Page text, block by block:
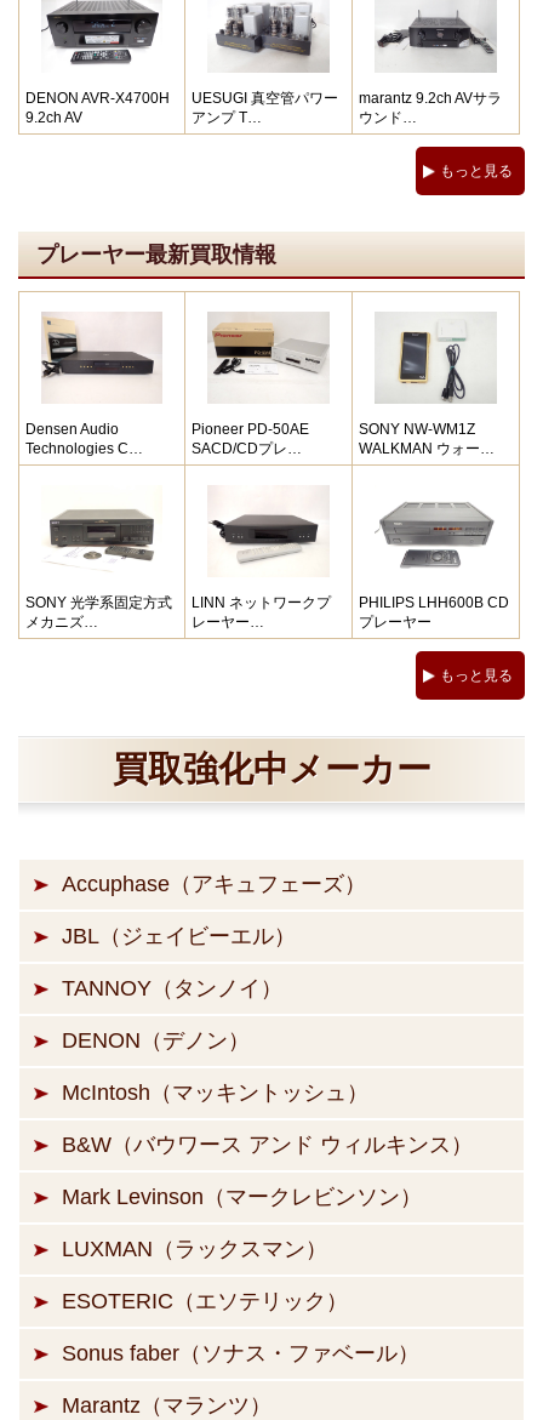
DENON AVR-X4700H
9.2ch AV
UESUGI 真空管パワー
アンプ T…
marantz 9.2ch AVサラ
ウンド…
もっと見る
プレーヤー最新買取情報
Densen Audio
Technologies C…
Pioneer PD-50AE
SACD/CDプレ…
SONY NW-WM1Z
WALKMAN ウォー…
SONY 光学系固定方式
メカニズ…
LINN ネットワークプ
レーヤー…
PHILIPS LHH600B CD
プレーヤー
もっと見る
買取強化中メーカー
Accuphase（アキュフェーズ）
JBL（ジェイビーエル）
TANNOY（タンノイ）
DENON（デノン）
McIntosh（マッキントッシュ）
B&W（バウワース アンド ウィルキンス）
Mark Levinson（マークレビンソン）
LUXMAN（ラックスマン）
ESOTERIC（エソテリック）
Sonus faber（ソナス・ファベール）
Marantz（マランツ）